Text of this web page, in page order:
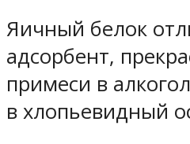
Яичный белок
адсорбент,
примеси в
в хлопьевидный